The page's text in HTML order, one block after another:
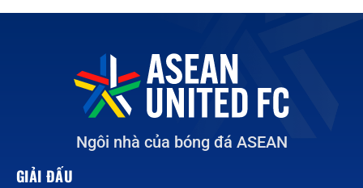
Ngôi nhà của bóng đá ASEAN
GIẢI ĐẤU